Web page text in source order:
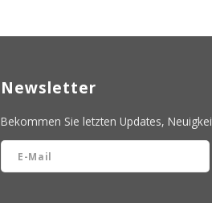
Newsletter
Bekommen Sie letzten Updates,